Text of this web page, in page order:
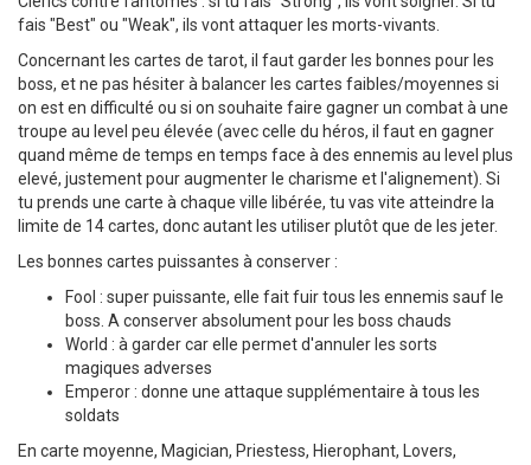
fais "Best" ou "Weak", ils vont attaquer les morts-vivants.
Concernant les cartes de tarot, il faut garder les bonnes pour les
boss, et ne pas hésiter à balancer les cartes faibles/moyennes si
on est en difficulté ou si on souhaite faire gagner un combat à une
troupe au level peu élevée (avec celle du héros, il faut en gagner
quand même de temps en temps face à des ennemis au level plus
elevé, justement pour augmenter le charisme et l'alignement). Si
tu prends une carte à chaque ville libérée, tu vas vite atteindre la
limite de 14 cartes, donc autant les utiliser plutôt que de les jeter.
Les bonnes cartes puissantes à conserver :
Fool : super puissante, elle fait fuir tous les ennemis sauf le
boss. A conserver absolument pour les boss chauds
World : à garder car elle permet d'annuler les sorts
magiques adverses
Emperor : donne une attaque supplémentaire à tous les
soldats
En carte moyenne, Magician, Priestess, Hierophant, Lovers,